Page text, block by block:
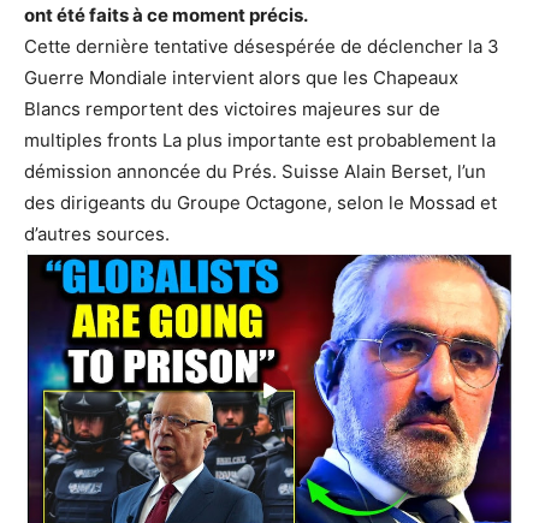
ont été faits à ce moment précis.
Cette dernière tentative désespérée de déclencher la 3
Guerre Mondiale intervient alors que les Chapeaux
Blancs remportent des victoires majeures sur de
multiples fronts La plus importante est probablement la
démission annoncée du Prés. Suisse Alain Berset, l’un
des dirigeants du Groupe Octagone, selon le Mossad et
d’autres sources.